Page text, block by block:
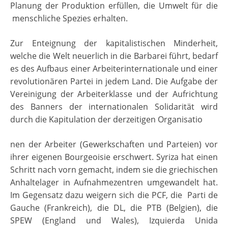
Planung der Produktion erfüllen, die Umwelt für die
menschliche Spezies erhalten.
Zur Enteignung der kapitalistischen Minderheit,
welche die Welt neuerlich in die Barbarei führt, bedarf
es des Aufbaus einer Arbeiterinternationale und einer
revolutionären Partei in jedem Land. Die Aufgabe der
Vereinigung der Arbeiterklasse und der Aufrichtung
des Banners der internationalen Solidarität wird
durch die Kapitulation der derzeitigen Organisatio
nen der Arbeiter (Gewerkschaften und Parteien) vor
ihrer eigenen Bourgeoisie erschwert. Syriza hat einen
Schritt nach vorn gemacht, indem sie die griechischen
Anhaltelager in Aufnahmezentren umgewandelt hat.
Im Gegensatz dazu weigern sich die PCF, die Parti de
Gauche (Frankreich), die DL, die PTB (Belgien), die
SPEW (England und Wales), Izquierda Unida